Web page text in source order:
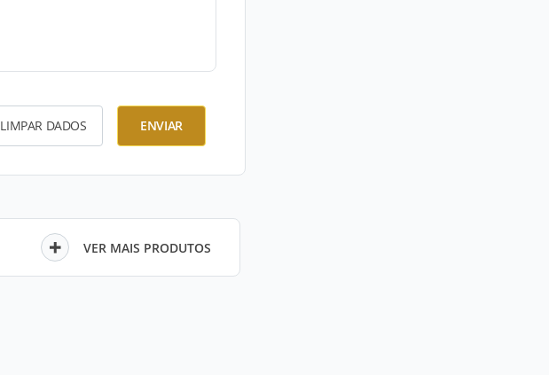
LIMPAR DADOS ENVIAR
VER MAIS PRODUTOS